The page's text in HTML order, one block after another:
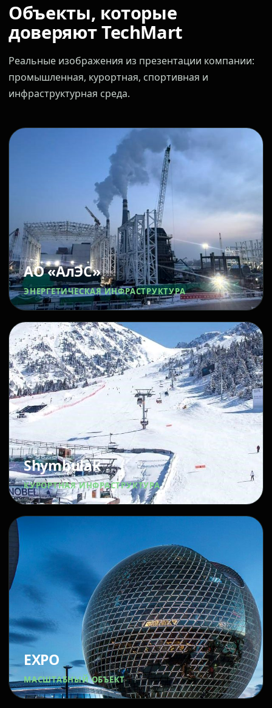
Объекты, которые
доверяют TechMart
Реальные изображения из презентации компании:
промышленная, курортная, спортивная и
инфраструктурная среда.
АО «АлЭС»
ЭНЕРГЕТИЧЕСКАЯ ИНФРАСТРУКТУРА
Shymbulak
КУРОРТНАЯ ИНФРАСТРУКТУРА
EXPO
МАСШТАБНЫЙ ОБЪЕКТ